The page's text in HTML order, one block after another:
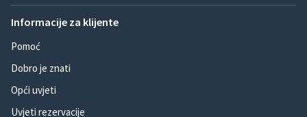
Informacije za klijente
Pomoć
Dobro je znati
Opći uvjeti
Uvjeti rezervacije